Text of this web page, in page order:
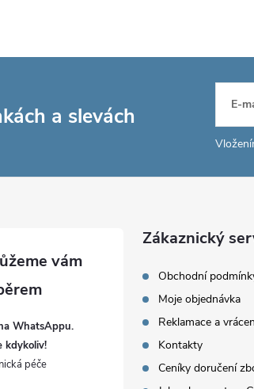
a slevách E-
WhatsAppu.
kdykoliv!
Zákaznický
Obchodní
Moje objednávka
Reklamace a
Kontakty
Ceníky doručení